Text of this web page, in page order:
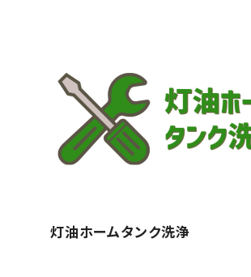
灯油ホームタンク洗浄